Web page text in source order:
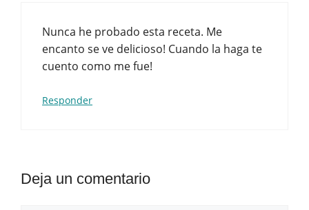
Nunca he probado esta receta. Me
encanto se ve delicioso! Cuando la haga te
cuento como me fue!
Responder
Deja un comentario